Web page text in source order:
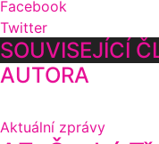
Facebook
Twitter
SOUVISEJÍCÍ
AUTORA
Aktuální zprávy